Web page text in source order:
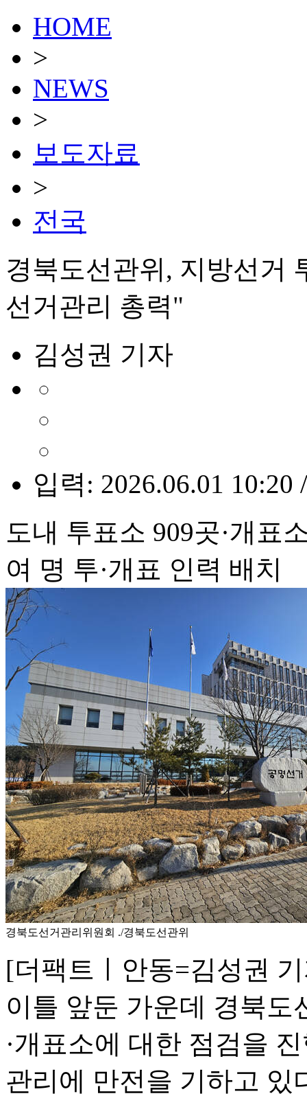
HOME
>
NEWS
>
보도자료
>
전국
경북도선관위, 지방선거
선거관리 총력"
김성권 기자
입력: 2026.06.01 10:20
도내 투표소 909곳·개표
여 명 투·개표 인력 배치
경북도선거관리위원회 ./경북도선관위
[더팩트ㅣ안동=김성권
이틀 앞둔 가운데 경북
·개표소에 대한 점검을
관리에 만전을 기하고 있